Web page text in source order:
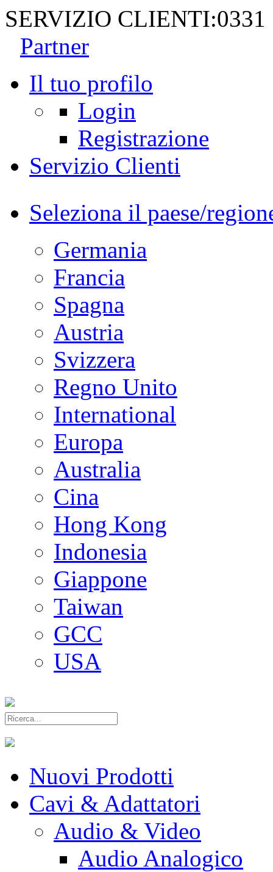
SERVIZIO CLIENTI:0331
Partner
Il tuo profilo
Login
Registrazione
Servizio Clienti
Seleziona il paese/
Germania
Francia
Spagna
Austria
Svizzera
Regno Unito
International
Europa
Australia
Cina
Hong Kong
Indonesia
Giappone
Taiwan
GCC
USA
Nuovi Prodotti
Cavi & Adattatori
Audio & Video
Audio Analogico